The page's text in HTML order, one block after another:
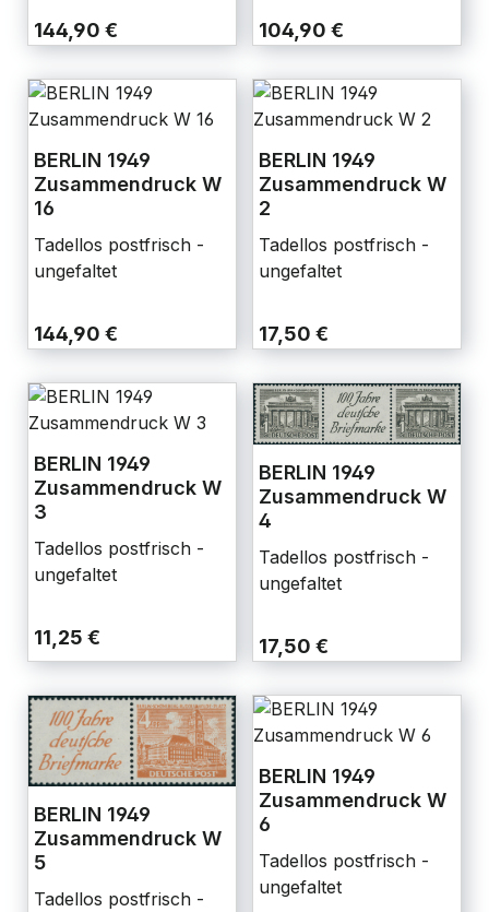
144,90 € 104,90 €
BERLIN 1949
Zusammendruck W
16
Tadellos postfrisch -
ungefaltet
144,90 €
BERLIN 1949
Zusammendruck W
2
Tadellos postfrisch -
ungefaltet
17,50 €
BERLIN 1949
Zusammendruck W
3
Tadellos postfrisch -
ungefaltet
11,25 €
BERLIN 1949
Zusammendruck W
4
Tadellos postfrisch -
ungefaltet
17,50 €
BERLIN 1949
Zusammendruck W
5
Tadellos postfrisch -
BERLIN 1949
Zusammendruck W
6
Tadellos postfrisch -
ungefaltet